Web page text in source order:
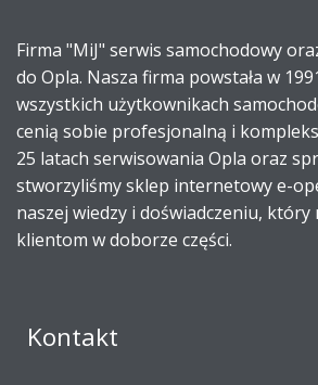
Firma "MiJ" serwis samochodowy
do Opla. Nasza firma powstała w
wszystkich użytkownikach
cenią sobie profesjonalną i
25 latach serwisowania Opla oraz
stworzyliśmy sklep internetowy e-
naszej wiedzy i doświadczeniu, który
klientom w doborze części.
Kontakt